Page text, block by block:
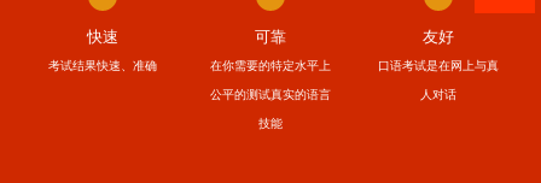
快速
考试结果快速、准确
可靠
在你需要的特定水平上
公平的测试真实的语言
技能
友好
口语考试是在网上与真
人对话